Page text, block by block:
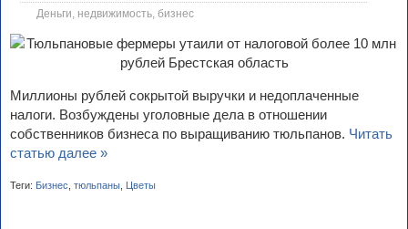
Деньги, недвижимость, бизнес
Миллионы рублей сокрытой выручки и недоплаченные
налоги. Возбуждены уголовные дела в отношении
собственников бизнеса по выращиванию тюльпанов. Читать
статью далее »
Теги: Бизнес тюльпаны Цветы